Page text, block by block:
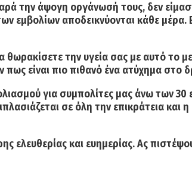
την άψογη οργάνωσή τους, δεν
αποδεικνύονται κάθε μέρα.
την υγεία σας με αυτό το
πως είναι πιο πιθανό ένα ατύχημα
για συμπολίτες μας άνω των 30
σε όλη την επικράτεια
ελευθερίας και ευημερίας. Ας